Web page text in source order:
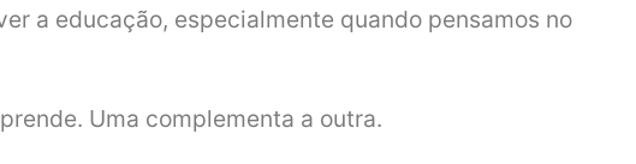
a educação, especialmente quando pensamos no
Uma complementa a outra.